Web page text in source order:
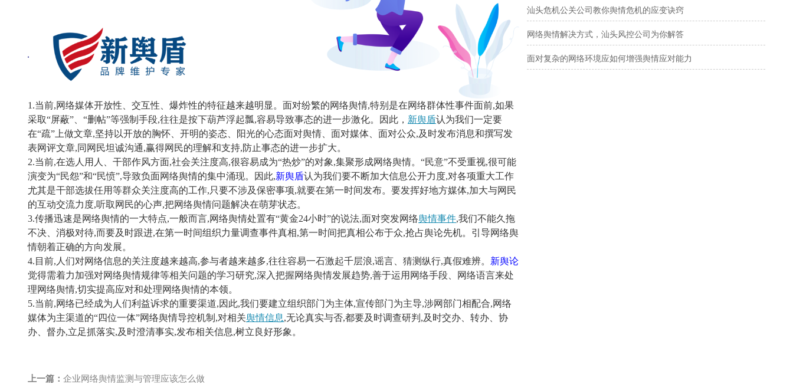
1.当前,网络媒体开放性、交互性、爆炸性的特征越来越明显。面对纷繁的网络舆情,特别是在网络群体性事件面前,如果
采取“屏蔽”、“删帖”等强制手段,往往是按下葫芦浮起瓢,容易导致事态的进一步激化。 因此 ， 新舆盾认为我们一定要
在“疏”上做文章,坚持以开放的胸怀、开明的姿态、阳光的心态面对舆情、面对媒体、面对公众,及时发布消息和撰写发
表网评文章,同网民坦诚沟通,赢得网民的理解和支持,防止事态的进一步扩大。
2.当前,在选人用人、干部作风方面,社会关注度高,很容易成为“热炒”的对象,集聚形成网络舆情。“民意”不受重视,很可能
演变为“民怨”和“民愤”,导致负面网络舆情的集中涌现。因此,新舆盾认为我们要不断加大信息公开力度,对各项重大工作
尤其是干部选拔任用等群众关注度高的工作,只要不涉及保密事项,就要在第一时间发布。要发挥好地方媒体,加大与网民
的互动交流力度,听取网民的心声,把网络舆情问题解决在萌芽状态。
3.传播迅速是网络舆情的一大特点,一般而言,网络舆情处置有“黄金24小时”的说法,面对突发网络舆情事件,我们不能久拖
不决、消极对待,而要及时跟进,在第一时间组织力量调查事件真相,第一时间把真相公布于众,抢占舆论先机。引导网络舆
情朝着正确的方向发展。
4. 目前,人们对网络信息的关注度越来越高,参与者越来越多,往往容易一石激起千层浪,谣言、猜测纵行,真假难辨。 新舆论
觉得需着力加强对网络舆情规律等相关问题的学习研究,深入把握网络舆情发展趋势,善于运用网络手段、网络语言来处
理网络舆情,切实提高应对和处理网络舆情的本领。
5.当前,网络已经成为人们利益诉求的重要渠道,因此,我们要建立组织部门为主体,宣传部门为主导,涉网部门相配合,网络
媒体为主渠道的“四位一体”网络舆情导控机制,对相关舆情信息,无论真实与否,都要及时调查研判,及时交办、转办、协
办、督办,立足抓落实,及时澄清事实,发布相关信息,树立良好形象。
上一篇： 企业网络舆情监测与管理应该怎么做
汕头危机公关公司教你舆情危机的应变诀窍
网络舆情解决方式，汕头风控公司为你解答
面对复杂的网络环境应如何增强舆情应对能力